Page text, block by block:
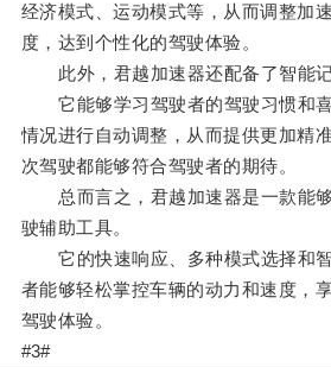
经济模式、运动模式等，从而调整加
度，达到个性化的驾驶体验。
此外，君越加速器还配备了智能记
它能够学习驾驶者的驾驶习惯和喜
情况进行自动调整，从而提供更加精
次驾驶都能够符合驾驶者的期待。
总而言之，君越加速器是一款能够
驶辅助工具。
它的快速响应、多种模式选择和智
者能够轻松掌控车辆的动力和速度，
驾驶体验。
#3#